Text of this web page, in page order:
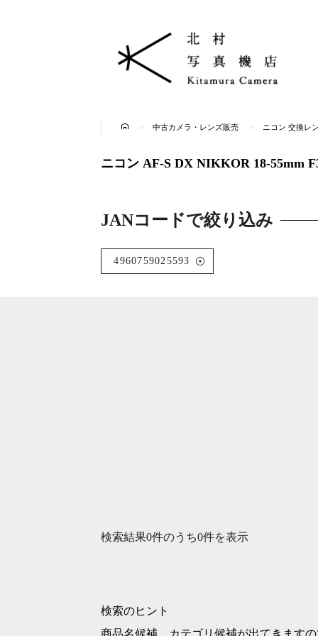
中古カメラ・レンズ販売 ニコン 交換レ
ニコン AF-S DX NIKKOR 18-55mm
JANコードで絞り込み
4960759025593
検索結果0件のうち0件を表示
検索のヒント
商品名候補、カテゴリ候補が出てきます